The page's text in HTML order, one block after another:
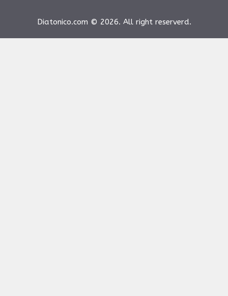
Diatonico.com © 2026. All right reserverd.